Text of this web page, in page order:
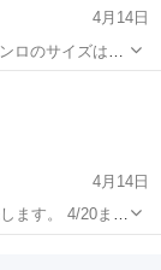
4月14日
無料でお付けし
ただけます。
4月14日